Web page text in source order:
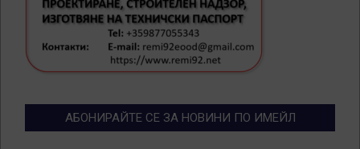
АБОНИРАЙТЕ СЕ ЗА НОВИНИ ПО ИМЕЙЛ